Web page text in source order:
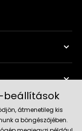
beállítások
átmenetileg kis
a böngészőjében.